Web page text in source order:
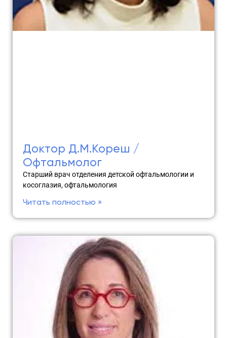
Доктор Д.М.Кореш /
Офтальмолог
Старший врач отделения детской офтальмологии и
косоглазия, офтальмология
Читать полностью »